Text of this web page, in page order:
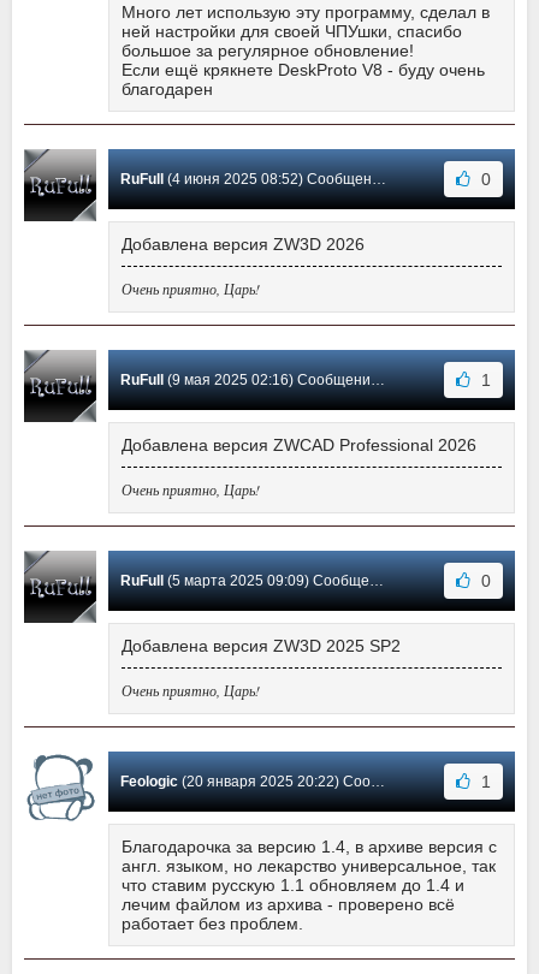
Много лет использую эту программу, сделал в
ней настройки для своей ЧПУшки, спасибо
большое за регулярное обновление!
Если ещё крякнете DeskProto V8 - буду очень
благодарен
RuFull (4 июня 2025 08:52) Сообщение #99 0
Добавлена версия ZW3D 2026
Очень приятно, Царь!
RuFull (9 мая 2025 02:16) Сообщение #98 1
Добавлена версия ZWCAD Professional 2026
Очень приятно, Царь!
RuFull (5 марта 2025 09:09) Сообщение #97 0
Добавлена версия ZW3D 2025 SP2
Очень приятно, Царь!
Feologic(20 января 2025 20:22) Сообщение #96 1
Благодарочка за версию 1.4, в архиве версия с
англ. языком, но лекарство универсальное, так
что ставим русскую 1.1 обновляем до 1.4 и
лечим файлом из архива - проверено всё
работает без проблем.